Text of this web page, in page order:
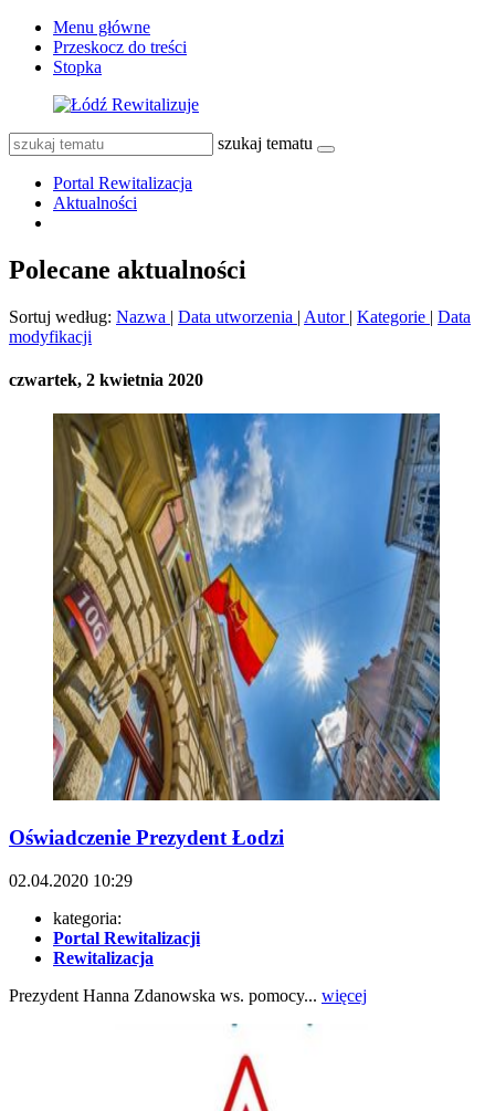
Menu główne
Przeskocz do treści
Stopka
szukaj tematu
Portal Rewitalizacja
Aktualności
Polecane aktualności
Sortuj według: Nazwa | Data utworzenia | Autor | Kategorie | Data
modyfikacji
czwartek, 2 kwietnia 2020
Oświadczenie Prezydent Łodzi
02.04.2020 10:29
kategoria:
Portal Rewitalizacji
Rewitalizacja
Prezydent Hanna Zdanowska ws. pomocy... więcej